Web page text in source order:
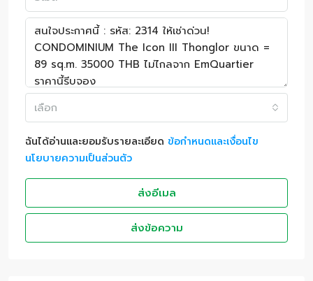
เลือก
ฉันได้อ่านและยอมรับรายละเอียด ข้อกำหนดและเงื่อนไข
นโยบายความเป็นส่วนตัว
ส่งอีเมล
ส่งข้อความ